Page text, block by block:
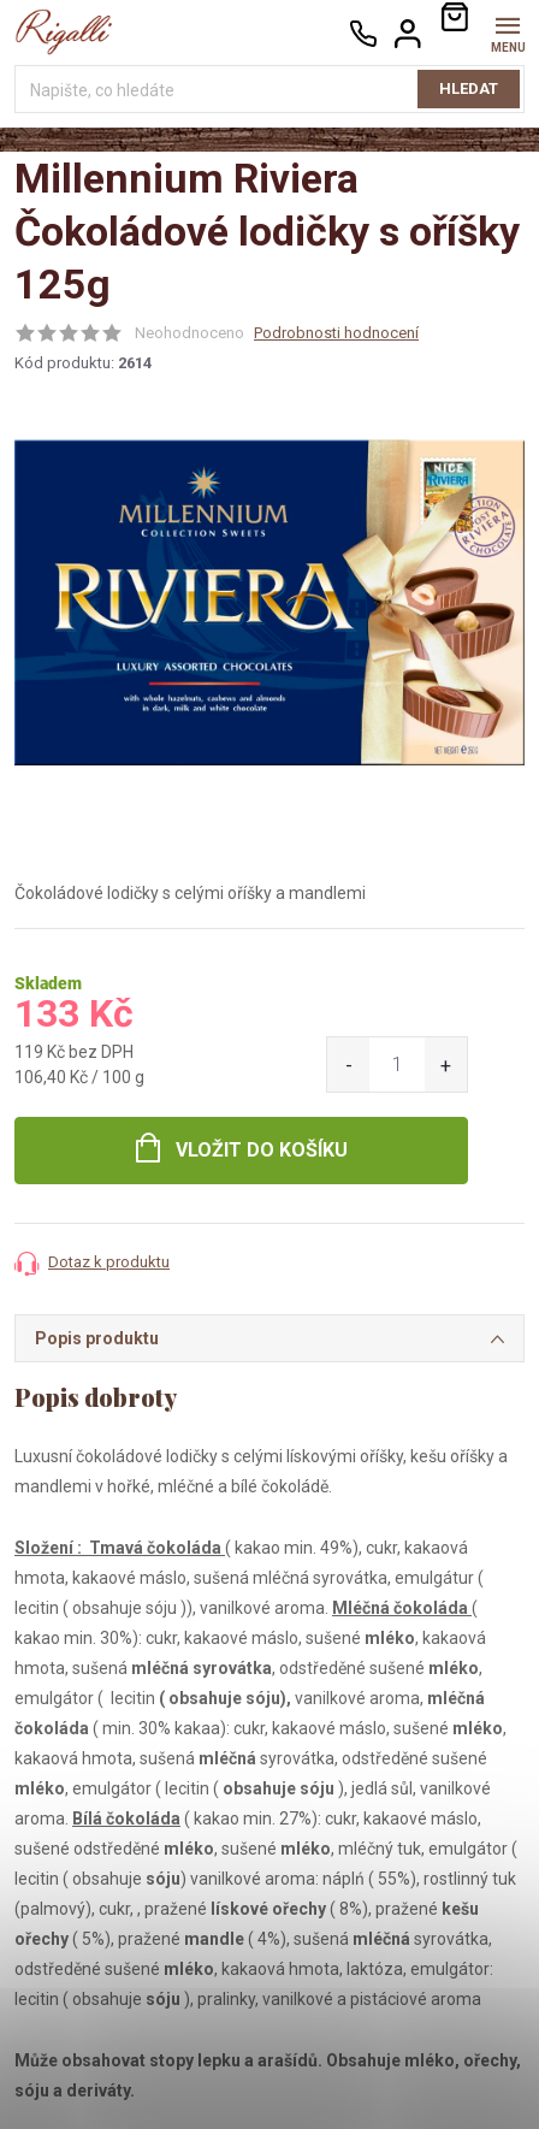
Přejít
na
HLEDAT
NÁKUPNÍ
KOŠÍK
Millennium Riviera
Čokoládové lodičky s oříšky
125g
Neohodnoceno Podrobnosti hodnocení
Kód produktu: 2614
Čokoládové lodičky s celými oříšky a mandlemi
Skladem
133 Kč
119 Kč bez DPH
Měrná
106,40 Kč / 100 g
VLOŽIT DO KOŠÍKU
Dotaz k produktu
Popis produktu
Luxusní čokoládové lodičky s celými lískovými oříšky, kešu oříšky a
mandlemi v hořké, mléčné a bílé čokoládě.
Složení : Tmavá čokoláda ( kakao min. 49%), cukr, kakaová
hmota, kakaové máslo, sušená mléčná syrovátka, emulgátur (
lecitin ( obsahuje sóju )), vanilkové aroma.
Mléčná čokoláda (
kakao min. 30%): cukr, kakaové máslo, sušené mléko, kakaová
hmota, sušená mléčná syrovátka, odstředěné sušené mléko,
emulgátor ( lecitin ( obsahuje sóju), vanilkové aroma, mléčná
čokoláda ( min. 30% kakaa): cukr, kakaové máslo, sušené mléko,
kakaová hmota, sušená mléčná syrovátka, odstředěné sušené
mléko, emulgátor ( lecitin ( obsahuje sóju ), jedlá sůl, vanilkové
aroma.
Bílá čokoláda ( kakao min. 27%): cukr, kakaové máslo,
sušené odstředěné mléko, sušené mléko, mléčný tuk, emulgátor (
lecitin ( obsahuje sóju) vanilkové aroma: náplń ( 55%), rostlinný tuk
(palmový), cukr, , pražené lískové ořechy( 8%), pražené kešu
ořechy( 5%), pražené mandle( 4%), sušená mléčná syrovátka,
odstředěné sušené mléko, kakaová hmota, laktóza, emulgátor:
lecitin ( obsahuje sóju ), pralinky, vanilkové a pistáciové aroma
Může obsahovat stopy lepku a arašídů. Obsahuje mléko, ořechy,
sóju a deriváty.